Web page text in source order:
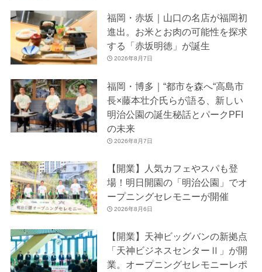
福岡・赤坂｜山口の名店が福岡初
進出。お米とお肉の可能性を探求
する「赤坂明徳」が誕生
2026年8月7日
福岡・博多｜“都市を森へ“高島市
長×藤本壮介氏らが語る、新しい
明治公園の誕生秘話とパークPFI
の未来
2026年8月7日
【開業】人気カフェやスパも登
場！明日開園の「明治公園」でオ
ープニングセレモニーが開催
2026年8月6日
【開業】天神ビッグバンの新拠点
「天神ビジネスセンターⅡ」が開
業。オープニングセレモニーレポ